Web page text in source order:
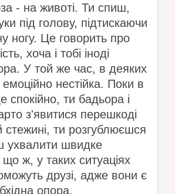
- на животі. Ти спиш,
під голову, підтискаючи
ногу. Це говорить про
хоча і тобі іноді
У той же час, в деяких
нестійка. Поки в
спокійно, ти бадьора і
з'явитися перешкоді
стежині, ти розгублюєшся
ухвалити швидке
ж, у таких ситуаціях
друзі, адже вони є
опора.